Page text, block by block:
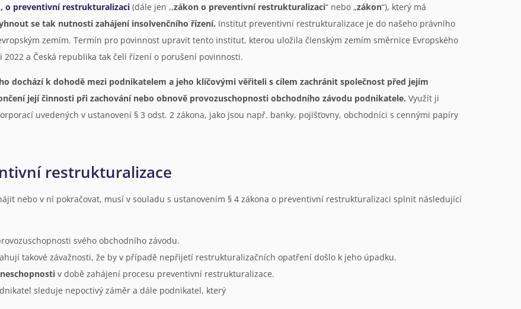
o preventivní restrukturalizaci(dále jen ,,zákon o preventivní restrukturalizaci“ nebo „zákon“), který má
se tak nutnosti zahájení insolvenčního řízení. Institut preventivní restrukturalizace je do našeho právního
zemím. Termín pro povinnost upravit tento institut, kterou uložila členským zemím směrnice Evropského
a Česká republika tak čelí řízení o porušení povinnosti.
dochází k dohodě mezi podnikatelem a jeho klíčovými věřiteli s cílem zachránit společnost před jejím
její činnosti při zachování nebo obnově provozuschopnosti obchodního závodu podnikatele. Využít ji
uvedených v ustanovení § 3 odst. 2 zákona, jako jsou např. banky, pojišťovny, obchodníci s cennými papíry
restrukturalizace
nebo v ní pokračovat, musí v souladu s ustanovením § 4 zákona o preventivní restrukturalizaci splnit následující
svého obchodního závodu.
takové závažnosti, že by v případě nepřijetí restrukturalizačních opatření došlo k jeho úpadku.
v době zahájení procesu preventivní restrukturalizace.
sleduje nepoctivý záměr a dále podnikatel, který